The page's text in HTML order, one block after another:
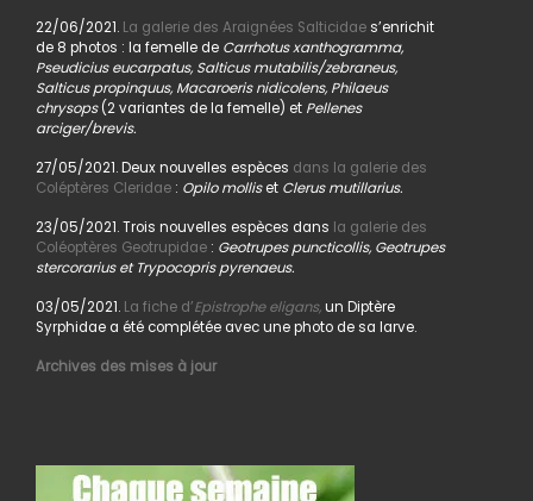
22/06/2021. La galerie des Araignées Salticidaes’enrichit
de 8 photos : la femelle de Carrhotus xanthogramma,
Pseudicius eucarpatus, Salticus mutabilis/zebraneus,
Salticus propinquus, Macaroeris nidicolens, Philaeus
chrysops(2 variantes de la femelle) et Pellenes
arciger/brevis.
27/05/2021. Deux nouvelles espèces dans la galerie des
Coléptères Cleridae: Opilo molliset Clerus mutillarius.
23/05/2021. Trois nouvelles espèces dans la galerie des
Coléoptères Geotrupidae: Geotrupes puncticollis, Geotrupes
stercorarius et Trypocopris pyrenaeus.
03/05/2021. La fiche d’Epistrophe eligans,un Diptère
Syrphidae a été complétée avec une photo de sa larve.
Archives des mises à jour